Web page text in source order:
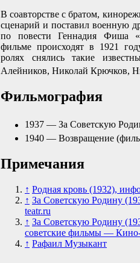
В соавторстве с братом,
сценарий и поставил военную
по повести Геннадия Фиша
фильме происходят в 1921
ролях снялись такие
Алейников, Николай Крючков,
Фильмография
1937 — За Советскую
1940 — Возвращение
Примечания
↑ Родная кровь (1932),
↑ За Советскую Родину
teatr.ru
↑ За Советскую Родину
советские фильмы —
↑ Рафаил Музыкант